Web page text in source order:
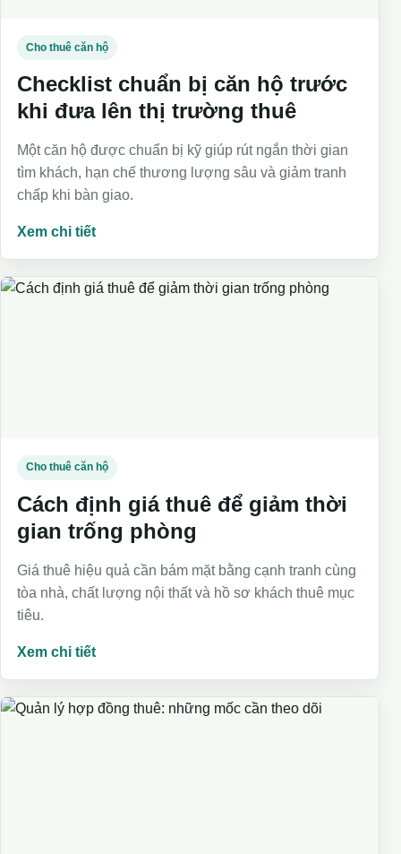
Cho thuê căn hộ
Checklist chuẩn bị căn hộ trước
khi đưa lên thị trường thuê
Một căn hộ được chuẩn bị kỹ giúp rút ngắn thời gian
tìm khách, hạn chế thương lượng sâu và giảm tranh
chấp khi bàn giao.
Xem chi tiết
Cho thuê căn hộ
Cách định giá thuê để giảm thời
gian trống phòng
Giá thuê hiệu quả cần bám mặt bằng cạnh tranh cùng
tòa nhà, chất lượng nội thất và hồ sơ khách thuê mục
tiêu.
Xem chi tiết